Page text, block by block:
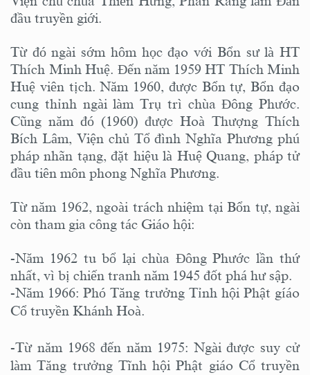
đầu truyền giới.
Từ đó ngài sớm hôm học đạo với Bổn sư là HT
Thích Minh Huệ. Đến năm 1959 HT Thích Minh
Huệ viên tịch. Năm 1960, được Bổn tự, Bổn đạo
cung thỉnh ngài làm Trụ trì chùa Đông Phước.
Cũng năm đó (1960) được Hoà Thượng Thích
Bích Lâm, Viện chủ Tổ đình Nghĩa Phương phú
pháp nhãn tạng, đặt hiệu là Huệ Quang, pháp tử
đầu tiên môn phong Nghĩa Phương.
Từ năm 1962, ngoài trách nhiệm tại Bổn tự, ngài
còn tham gia công tác Giáo hội:
-Năm 1962 tu bổ lại chùa Đông Phước lần thứ
nhất, vì bị chiến tranh năm 1945 đốt phá hư sập.
-Năm 1966: Phó Tăng trưởng Tỉnh hội Phật gíáo
Cổ truyền Khánh Hoà.
-Từ năm 1968 đến năm 1975: Ngài được suy cử
làm Tăng trưởng Tĩnh hội Phật giáo Cổ truyền